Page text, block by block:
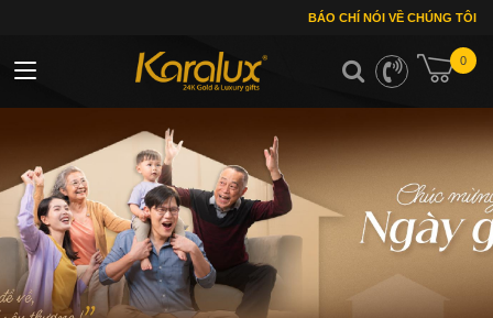
BÁO CHÍ NÓI VỀ CHÚNG TÔI
0
Toggle navigation